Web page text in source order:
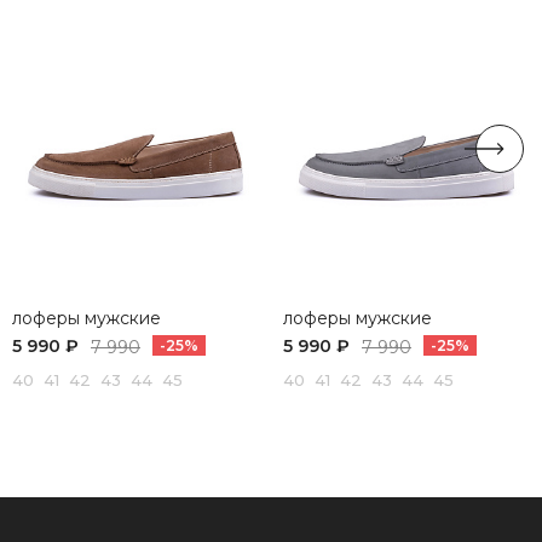
лоферы мужские
5 990 ₽
7 990 -25%
40 41 42 43 44 45
лоферы мужские
5 990 ₽
7 990 -25%
40 41 42 43 44 45